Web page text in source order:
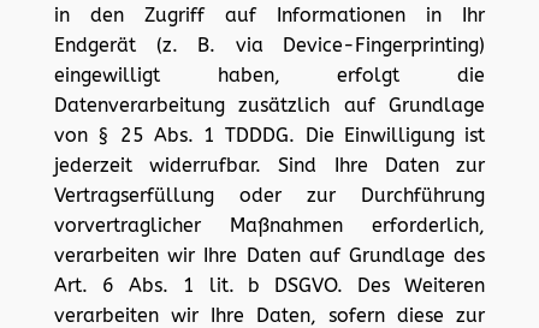
in den Zugriff auf Informationen in Ihr
Endgerät (z. B. via Device-Fingerprinting)
eingewilligt haben, erfolgt die
Datenverarbeitung zusätzlich auf Grundlage
von § 25 Abs. 1 TDDDG. Die Einwilligung ist
jederzeit widerrufbar. Sind Ihre Daten zur
Vertragserfüllung oder zur Durchführung
vorvertraglicher Maßnahmen erforderlich,
verarbeiten wir Ihre Daten auf Grundlage des
Art. 6 Abs. 1 lit. b DSGVO. Des Weiteren
verarbeiten wir Ihre Daten, sofern diese zur